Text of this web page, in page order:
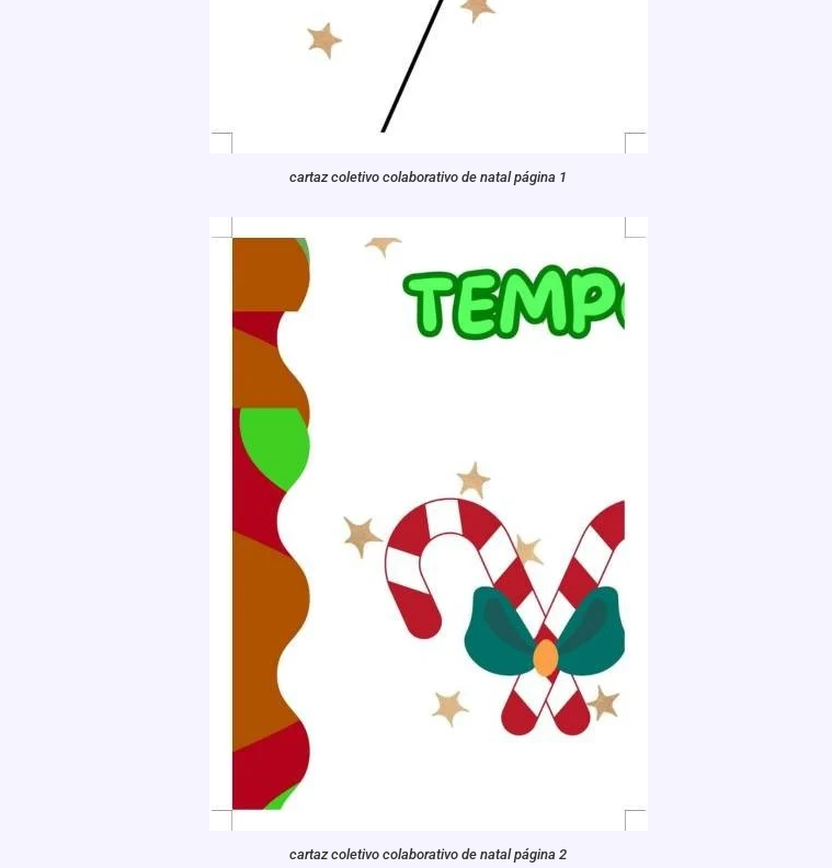
cartaz coletivo colaborativo de natal página 1
cartaz coletivo colaborativo de natal página 2